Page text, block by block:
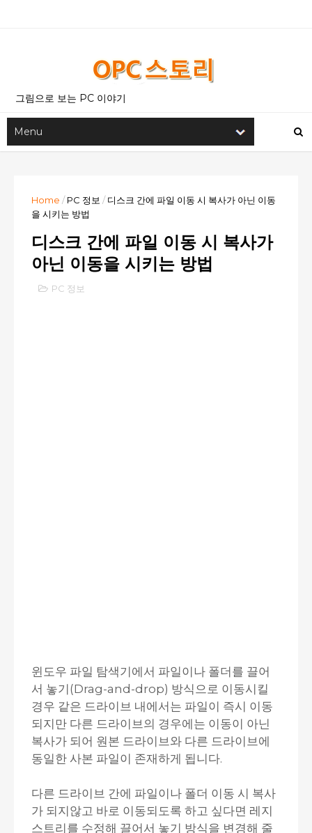
그림으로 보는 PC 이야기
Home / PC 정보 / 디스크 간에 파일 이동 시 복사가 아닌 이동
을 시키는 방법
디스크 간에 파일 이동 시 복사가
아닌 이동을 시키는 방법
PC 정보
윈도우 파일 탐색기에서 파일이나 폴더를 끌어
서 놓기(Drag-and-drop) 방식으로 이동시킬
경우 같은 드라이브 내에서는 파일이 즉시 이동
되지만 다른 드라이브의 경우에는 이동이 아닌
복사가 되어 원본 드라이브와 다른 드라이브에
동일한 사본 파일이 존재하게 됩니다.
다른 드라이브 간에 파일이나 폴더 이동 시 복사
가 되지않고 바로 이동되도록 하고 싶다면 레지
스트리를 수정해 끌어서 놓기 방식을 변경해 줄